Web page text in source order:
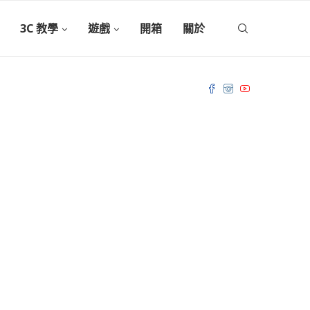
3C 教學 遊戲 開箱 關於